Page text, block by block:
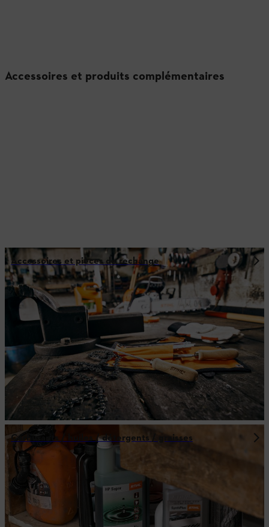
Accessoires et produits complémentaires
Accessoires et pièces de rechange
Carburants / huiles / détergents / graisses